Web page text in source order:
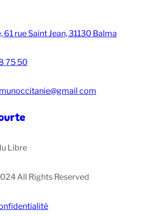
61 rue Saint Jean, 31130 Balma
75 50
com
Libre
All Rights Reserved